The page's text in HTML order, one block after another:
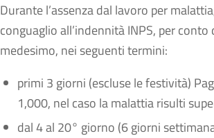
Durante l’assenza dal lavoro per
conguaglio all’indennità INPS, per
medesimo, nei seguenti termini:
primi 3 giorni (escluse le festività)
1,000, nel caso la malattia risulti
dal 4 al 20° giorno (6 giorni